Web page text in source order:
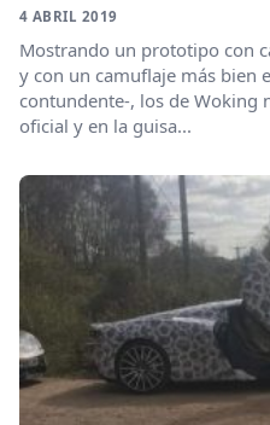
4 ABRIL 2019
Mostrando un prototipo con
y con un camuflaje más bien
contundente-, los de Woking
oficial y en la guisa...